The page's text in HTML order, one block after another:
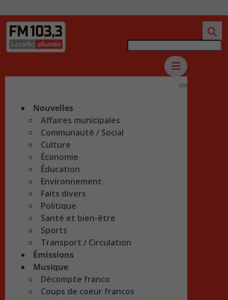
Nouvelles
Affaires municipales
Communauté / Social
Culture
Économie
Éducation
Environnement
Faits divers
Politique
Santé et bien-être
Sports
Transport / Circulation
Émissions
Musique
Décompte franco
Coups de coeur francos